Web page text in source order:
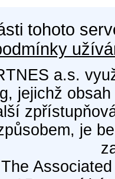
tohoto
a.s.
jejichž
je